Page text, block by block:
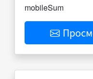
mobileSum